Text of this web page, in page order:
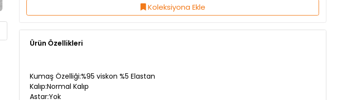
Ürün Özellikleri
Astar:Yok
Fermuar:Yok
Esneklik:Var